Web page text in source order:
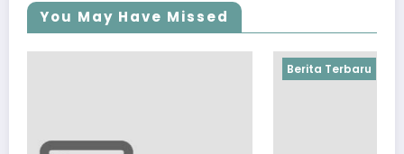
You May Have Missed